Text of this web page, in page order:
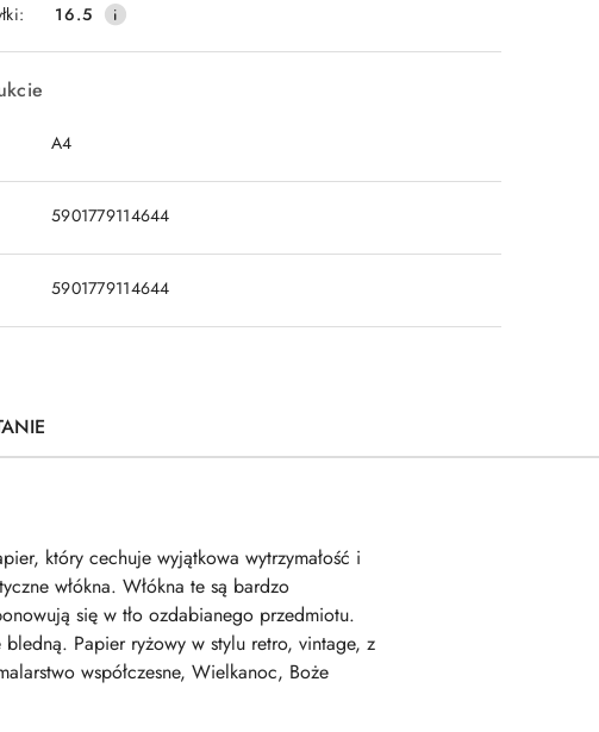
16.5
A4
5901779114644
5901779114644
który cechuje wyjątkowa wytrzymałość i
włókna. Włókna te są bardzo
się w tło ozdabianego przedmiotu.
Papier ryżowy w stylu retro, vintage, z
współczesne, Wielkanoc, Boże